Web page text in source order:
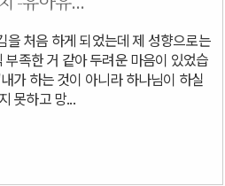
처음 하게 되었는데 제 성향으로는
족한 거 같아 두려운 마음이 있었습
가 하는 것이 아니라 하나님이 하실
못하고 망...